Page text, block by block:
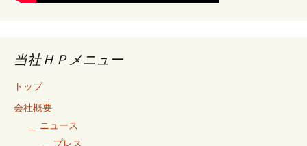
当社ＨＰメニュー
トップ
会社概要
＿ ニュース
＿ プレス